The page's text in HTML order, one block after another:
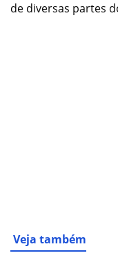
de diversas partes
Veja também